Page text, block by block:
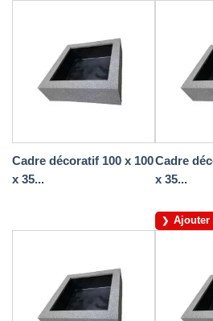
Cadre décoratif 100 x 100
x 35...
Cadre
x 35...
Ajouter